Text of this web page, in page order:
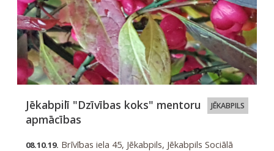
JĒKABPILS
Jēkabpilī "Dzīvības koks" mentoru
apmācības
08.10.19. Brīvības iela 45, Jēkabpils, Jēkabpils Sociālā